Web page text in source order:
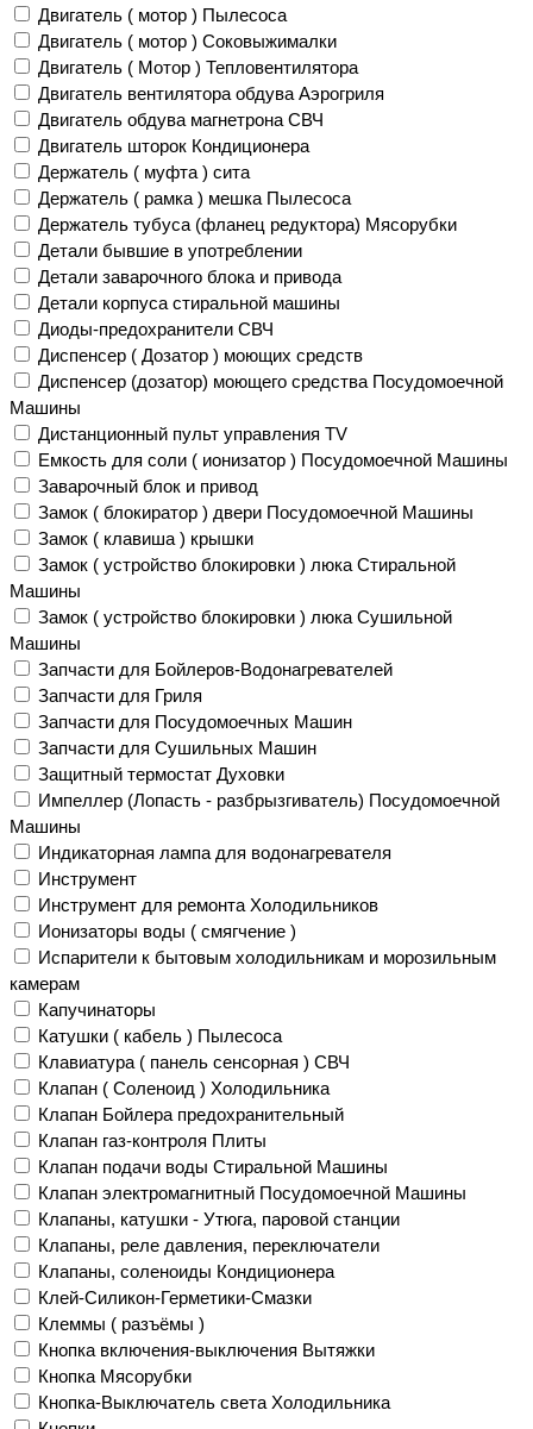
Двигатель ( мотор ) Пылесоса
Двигатель ( мотор ) Соковыжималки
Двигатель ( Мотор ) Тепловентилятора
Двигатель вентилятора обдува Аэрогриля
Двигатель обдува магнетрона СВЧ
Двигатель шторок Кондиционера
Держатель ( муфта ) сита
Держатель ( рамка ) мешка Пылесоса
Держатель тубуса (фланец редуктора) Мясорубки
Детали бывшие в употреблении
Детали заварочного блока и привода
Детали корпуса стиральной машины
Диоды-предохранители СВЧ
Диспенсер ( Дозатор ) моющих средств
Диспенсер (дозатор) моющего средства Посудомоечной
Машины
Дистанционный пульт управления TV
Емкость для соли ( ионизатор ) Посудомоечной Машины
Заварочный блок и привод
Замок ( блокиратор ) двери Посудомоечной Машины
Замок ( клавиша ) крышки
Замок ( устройство блокировки ) люка Стиральной
Машины
Замок ( устройство блокировки ) люка Сушильной
Машины
Запчасти для Бойлеров-Водонагревателей
Запчасти для Гриля
Запчасти для Посудомоечных Машин
Запчасти для Сушильных Машин
Защитный термостат Духовки
Импеллер (Лопасть - разбрызгиватель) Посудомоечной
Машины
Индикаторная лампа для водонагревателя
Инструмент
Инструмент для ремонта Холодильников
Ионизаторы воды ( смягчение )
Испарители к бытовым холодильникам и морозильным
камерам
Капучинаторы
Катушки ( кабель ) Пылесоса
Клавиатура ( панель сенсорная ) СВЧ
Клапан ( Соленоид ) Холодильника
Клапан Бойлера предохранительный
Клапан газ-контроля Плиты
Клапан подачи воды Стиральной Машины
Клапан электромагнитный Посудомоечной Машины
Клапаны, катушки - Утюга, паровой станции
Клапаны, реле давления, переключатели
Клапаны, соленоиды Кондиционера
Клей-Силикон-Герметики-Смазки
Клеммы ( разъёмы )
Кнопка включения-выключения Вытяжки
Кнопка Мясорубки
Кнопка-Выключатель света Холодильника